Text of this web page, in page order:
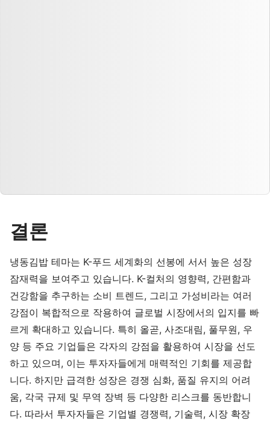
결론
냉동김밥 테마는 K-푸드 세계화의 선봉에 서서 높은 성장
잠재력을 보여주고 있습니다. K-컬처의 영향력, 간편함과
건강함을 추구하는 소비 트렌드, 그리고 가성비라는 여러
강점이 복합적으로 작용하여 글로벌 시장에서의 입지를 빠
르게 확대하고 있습니다. 특히 올곧, 사조대림, 풀무원, 우
양 등 주요 기업들은 각자의 강점을 활용하여 시장을 선도
하고 있으며, 이는 투자자들에게 매력적인 기회를 제공합
니다. 하지만 급격한 성장은 경쟁 심화, 품질 유지의 어려
움, 각국 규제 및 무역 장벽 등 다양한 리스크를 동반합니
다. 따라서 투자자들은 기업별 경쟁력, 기술력, 시장 확장